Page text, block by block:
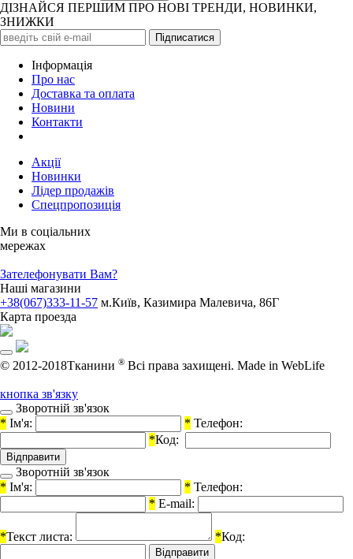
ДІЗНАЙСЯ ПЕРШИМ ПРО НОВІ ТРЕНДИ, НОВИНКИ,
ЗНИЖКИ
Iнформація
Про нас
Доставка та оплата
Новини
Контакти
Акції
Новинки
Лідер продажів
Спецпропозиція
Ми в соціальних
мережах
Зателефонувати Вам?
Наші магазини
+38(067)333-11-57 м.Київ, Казимира Малевича, 86Г
Карта проезда
© 2012-2018Тканини ® Всі права захищені. Made in WebLife
кнопка зв'язку
Зворотній зв'язок
* Ім'я: * Телефон:
*Код:
Зворотній зв'язок
* Ім'я: * Телефон:
* E-mail:
*Текст листа: *Код: